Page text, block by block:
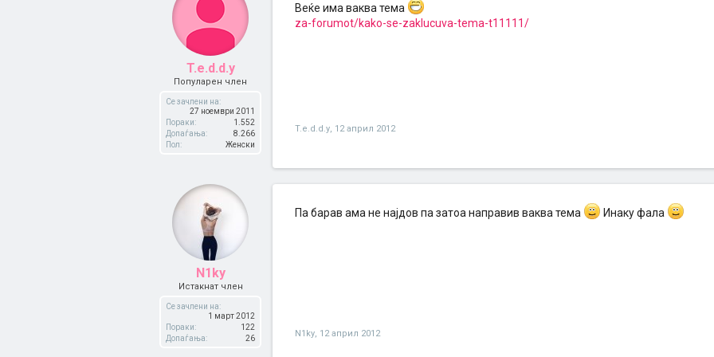
T.e.d.d.y
Популарен член
Се зачлени на:
27 ноември 2011
Пораки:
1.552
Допаѓања:
8.266
Пол:
Женски
Веќе има ваква тема
za-forumot/kako-se-zaklucuva-tema-t11111/
T.e.d.d.y, 12 април 2012
N1ky
Истакнат член
Се зачлени на:
1 март 2012
Пораки:
122
Допаѓања:
26
Па барав ама не најдов па затоа направив ваква тема Инаку фала
N1ky, 12 април 2012